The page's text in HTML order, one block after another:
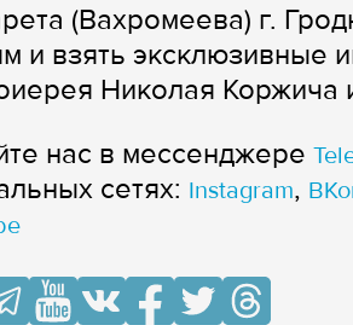
(Вахромеева) г.
и взять эксклюзивные
Николая Коржича
нас в мессенджере
сетях: Instagram,